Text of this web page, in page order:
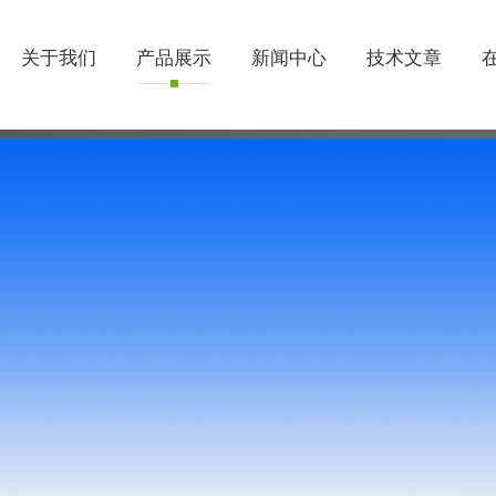
关于我们 产品展示 新闻中心 技术文章